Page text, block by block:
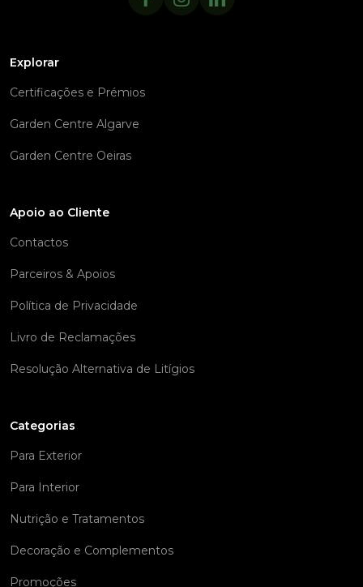
Explorar
Certificações e Prémios
Garden Centre Algarve
Garden Centre Oeiras
Apoio ao Cliente
Contactos
Parceiros & Apoios
Política de Privacidade
Livro de Reclamações
Resolução Alternativa de Litígios
Categorias
Para Exterior
Para Interior
Nutrição e Tratamentos
Decoração e Complementos
Promoções